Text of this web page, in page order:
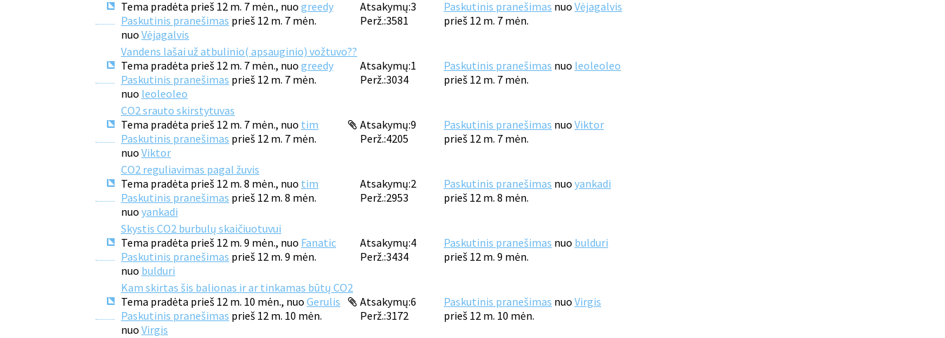
Tema pradėta prieš 12 m. 7 mėn., nuo greedy
Paskutinis pranešimas prieš 12 m. 7 mėn.
nuo Vėjagalvis
Atsakymų:3
Perž.:3581
Paskutinis pranešimas nuo Vėjagalvis
prieš 12 m. 7 mėn.
Vandens lašai už atbulinio( apsauginio) vožtuvo??
Tema pradėta prieš 12 m. 7 mėn., nuo greedy
Paskutinis pranešimas prieš 12 m. 7 mėn.
nuo leoleoleo
Atsakymų:1
Perž.:3034
Paskutinis pranešimas nuo leoleoleo
prieš 12 m. 7 mėn.
CO2 srauto skirstytuvas
Tema pradėta prieš 12 m. 7 mėn., nuo tim
Paskutinis pranešimas prieš 12 m. 7 mėn.
nuo Viktor
Atsakymų:9
Perž.:4205
Paskutinis pranešimas nuo Viktor
prieš 12 m. 7 mėn.
CO2 reguliavimas pagal žuvis
Tema pradėta prieš 12 m. 8 mėn., nuo tim
Paskutinis pranešimas prieš 12 m. 8 mėn.
nuo yankadi
Atsakymų:2
Perž.:2953
Paskutinis pranešimas nuo yankadi
prieš 12 m. 8 mėn.
Skystis CO2 burbulų skaičiuotuvui
Tema pradėta prieš 12 m. 9 mėn., nuo Fanatic
Paskutinis pranešimas prieš 12 m. 9 mėn.
nuo bulduri
Atsakymų:4
Perž.:3434
Paskutinis pranešimas nuo bulduri
prieš 12 m. 9 mėn.
Kam skirtas šis balionas ir ar tinkamas būtų CO2
Tema pradėta prieš 12 m. 10 mėn., nuo Gerulis
Paskutinis pranešimas prieš 12 m. 10 mėn.
nuo Virgis
Atsakymų:6
Perž.:3172
Paskutinis pranešimas nuo Virgis
prieš 12 m. 10 mėn.